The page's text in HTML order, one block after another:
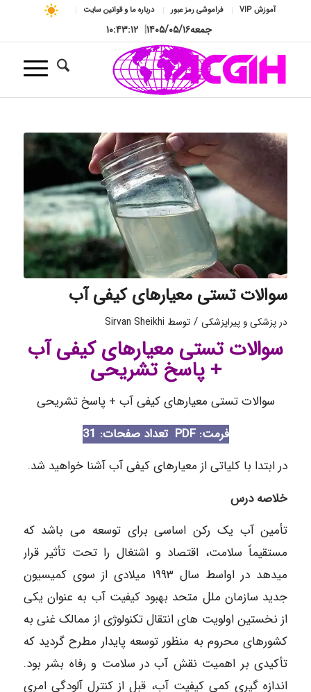
آموزش VIP فراموشی رمز عبور درباره ما و قوانین سایت
جمعه۱۴۰۵/۰۵/۱۶| ۱۰:۴۳:۱۳
سوالات تستی معیارهای کیفی آب
در پزشکی و پیراپزشکی / توسط Sirvan Sheikhi
سوالات تستی معیارهای کیفی آب
+ پاسخ تشریحی
سوالات تستی معیارهای کیفی آب + پاسخ تشریحی
فرمت: PDF
تعداد صفحات: 31
در ابتدا با کلیاتی از معیارهای کیفی آب آشنا خواهید شد.
خلاصه درس
تأمین آب یک رکن اساسی برای توسعه می باشد که
مستقیماً سلامت، اقتصاد و اشتغال را تحت تأثیر قرار
میدهد در اواسط سال ۱۹۹۳ میلادی از سوی کمیسیون
جدید سازمان ملل متحد بهبود کیفیت آب به عنوان یکی
از نخستین اولویت های انتقال تکنولوژی از ممالک غنی به
کشورهای محروم به منظور توسعه پایدار مطرح گردید که
تأکیدی بر اهمیت نقش آب در سلامت و رفاه بشر بود.
اندازه گیری کمی کیفیت آب، قبل از کنترل آلودگی امری